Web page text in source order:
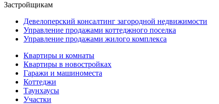
Застройщикам
Девелоперский консалтинг загородной недвижимости
Управление продажами коттеджного поселка
Управление продажами жилого комплекса
Квартиры и комнаты
Квартиры в новостройках
Гаражи и машиноместа
Коттеджи
Таунхаусы
Участки